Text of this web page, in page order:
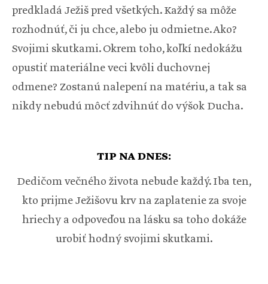
predkladá Ježiš pred všetkých. Každý sa môže
rozhodnúť, či ju chce, alebo ju odmietne. Ako?
Svojimi skutkami. Okrem toho, koľkí nedokážu
opustiť materiálne veci kvôli duchovnej
odmene? Zostanú nalepení na matériu, a tak sa
nikdy nebudú môcť zdvihnúť do výšok Ducha.
TIP NA DNES:
Dedičom večného života nebude každý. Iba ten,
kto prijme Ježišovu krv na zaplatenie za svoje
hriechy a odpoveďou na lásku sa toho dokáže
urobiť hodný svojimi skutkami.